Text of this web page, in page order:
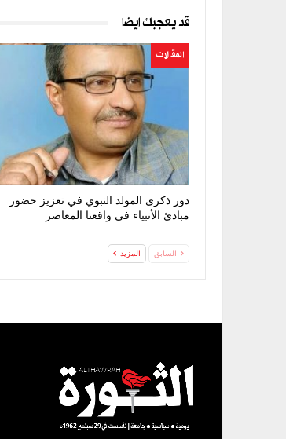
قد يعجبك ايضا
المقالات
دور ذكرى المولد النبوي في تعزيز حضور
مبادئ الأنبياء في واقعنا المعاصر
السابق المزيد